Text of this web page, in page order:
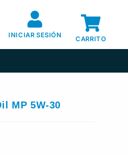
INICIAR SESIÓN
CARRITO
MP 5W-30